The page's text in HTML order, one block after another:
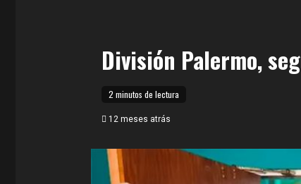
División Palermo,
2 minutos de lectura
12 meses atrás